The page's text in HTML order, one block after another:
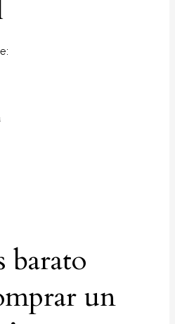
barato
un